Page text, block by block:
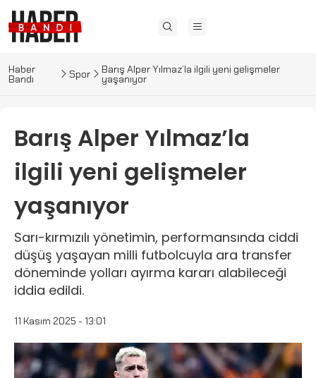
Haber
Bandı Spor Barış Alper Yılmaz’la ilgili yeni gelişmeler
yaşanıyor
Barış Alper Yılmaz’la
ilgili yeni gelişmeler
yaşanıyor
Sarı-kırmızılı yönetimin, performansında ciddi
düşüş yaşayan milli futbolcuyla ara transfer
döneminde yolları ayırma kararı alabileceği
iddia edildi.
11 Kasım 2025 - 13:01